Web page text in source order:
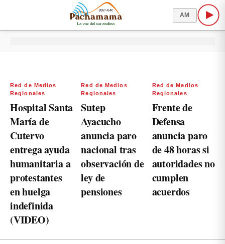
AM
Red de Medios
Regionales
Hospital Santa
María de
Cutervo
entrega ayuda
humanitaria a
protestantes
en huelga
indefinida
(VIDEO)
Red de Medios
Regionales
Sutep
Ayacucho
anuncia paro
nacional tras
observación de
ley de
pensiones
Red de Medios
Regionales
Frente de
Defensa
anuncia paro
de 48 horas si
autoridades no
cumplen
acuerdos